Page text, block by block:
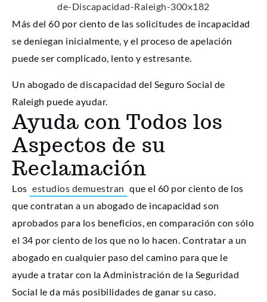
Más del 60 por ciento de las solicitudes de incapacidad
se deniegan inicialmente, y el proceso de apelación
puede ser complicado, lento y estresante.
Un abogado de discapacidad del Seguro Social de
Raleigh puede ayudar.
Ayuda con Todos los
Aspectos de su
Reclamación
Los estudios demuestran que el 60 por ciento de los
que contratan a un abogado de incapacidad son
aprobados para los beneficios, en comparación con sólo
el 34 por ciento de los que no lo hacen. Contratar a un
abogado en cualquier paso del camino para que le
ayude a tratar con la Administración de la Seguridad
Social le da más posibilidades de ganar su caso.